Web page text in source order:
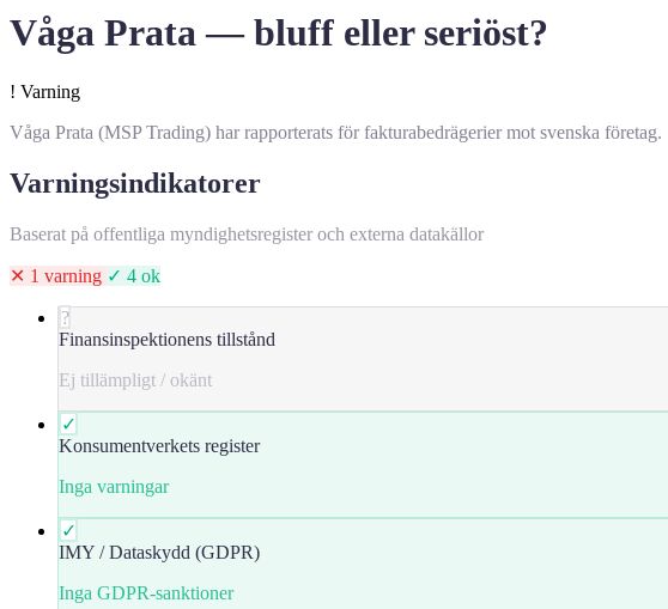
Våga Prata — bluff eller seriöst?
! Varning
Våga Prata (MSP Trading) har rapporterats för fakturabedrägerier mot svenska företag.
Varningsindikatorer
Baserat på offentliga myndighetsregister och externa datakällor
✕ 1 varning ✓ 4 ok
?
Finansinspektionens tillstånd
Ej tillämpligt / okänt
✓
Konsumentverkets register
Inga varningar
✓
IMY / Dataskydd (GDPR)
Inga GDPR-sanktioner